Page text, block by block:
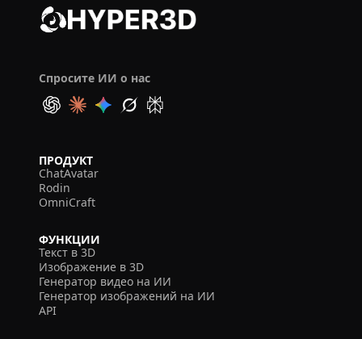
Спросите ИИ о нас
ПРОДУКТ
ChatAvatar
Rodin
OmniCraft
ФУНКЦИИ
Текст в 3D
Изображение в 3D
Генератор видео на ИИ
Генератор изображений на ИИ
API